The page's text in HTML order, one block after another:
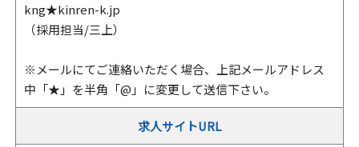
kng★kinren-k.jp
（採用担当/三上）
※メールにてご連絡いただく場合、上記メールアドレス
中「★」を半角「@」に変更して送信下さい。
求人サイトURL